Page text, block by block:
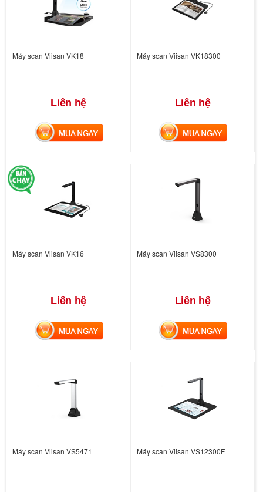
Máy scan Viisan VK18
Liên hệ
MUA NGAY
Máy scan Viisan VK18300
Liên hệ
MUA NGAY
Máy scan Viisan VK16
Liên hệ
MUA NGAY
Máy scan Viisan VS8300
Liên hệ
MUA NGAY
Máy scan Viisan VS5471 Máy scan Viisan VS12300F